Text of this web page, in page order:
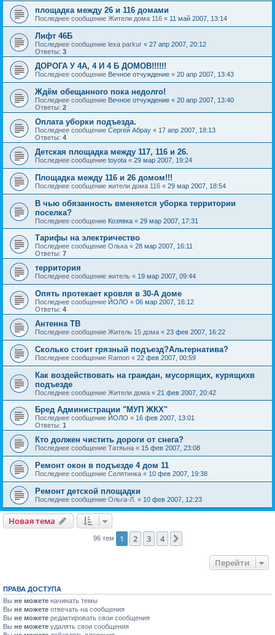
площадка между 26 и 116 домами
Последнее сообщение Жители дома 116 « 11 май 2007, 13:14
Лифт 46Б
Последнее сообщение lexa parkur « 27 апр 2007, 20:12
Ответы: 3
ДОРОГА У 4А, 4 И 4 Б ДОМОВ!!!!!!
Последнее сообщение Вечное отчуждение « 20 апр 2007, 13:43
Ждём обещанного пока недолго!
Последнее сообщение Вечное отчуждение « 20 апр 2007, 13:40
Ответы: 2
Оплата уборки подъезда.
Последнее сообщение Сергей Абрау « 17 апр 2007, 18:13
Ответы: 4
Детская площадка между 117, 116 и 26.
Последнее сообщение toyota « 29 мар 2007, 19:24
Площадка между 116 и 26 домом!!!
Последнее сообщение жители дома 116 « 29 мар 2007, 18:54
В чью обязанность вменяется уборка территории
поселка?
Последнее сообщение Козявка « 29 мар 2007, 17:31
Тарифы на электричество
Последнее сообщение Oлькa « 28 мар 2007, 16:11
Ответы: 7
территория
Последнее сообщение житель « 19 мар 2007, 09:44
Опять протекает кровля в 30-А доме
Последнее сообщение ЙОЛО « 06 мар 2007, 16:12
Ответы: 4
Антенна ТВ
Последнее сообщение Житель 15 дома « 23 фев 2007, 16:22
Сколько стоит грязный подъезд?Альтернатива?
Последнее сообщение Ramon « 22 фев 2007, 00:59
Как воздействовать на граждан, мусорящих, курящихв
подъезде
Последнее сообщение Жители дома « 21 фев 2007, 20:42
Бред Администрации "МУП ЖКХ"
Последнее сообщение ЙОЛО « 16 фев 2007, 13:01
Ответы: 1
Кто должен чистить дороги от снега?
Последнее сообщение Татяьна « 15 фев 2007, 23:08
Ремонт окон в подъезде 4 дом 11
Последнее сообщение Селятинка « 10 фев 2007, 19:38
Ремонт детской площадки
Последнее сообщение Ольга-Л. « 10 фев 2007, 12:23
Новая тема
96 тем 1 2 3 4
Перейти
ПРАВА ДОСТУПА
Вы не можете начинать темы
Вы не можете отвечать на сообщения
Вы не можете редактировать свои сообщения
Вы не можете удалять свои сообщения